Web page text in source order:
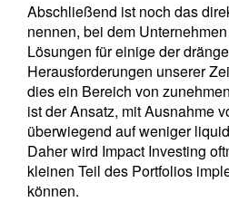
Abschließend ist noch das
nennen, bei dem
Lösungen für einige der
Herausforderungen unserer
dies ein Bereich von
ist der Ansatz, mit Ausnahme
überwiegend auf weniger
Daher wird Impact Investing
kleinen Teil des Portfolios
können.